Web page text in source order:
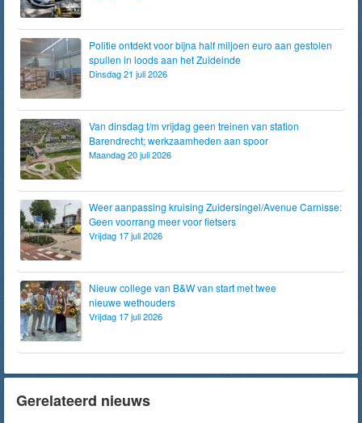
Politie ontdekt voor bijna half miljoen euro aan gestolen
spullen in loods aan het Zuideinde
Dinsdag 21 juli 2026
Van dinsdag t/m vrijdag geen treinen van station
Barendrecht; werkzaamheden aan spoor
Maandag 20 juli 2026
Weer aanpassing kruising Zuidersingel/Avenue Carnisse:
Geen voorrang meer voor fietsers
Vrijdag 17 juli 2026
Nieuw college van B&W van start met twee
nieuwe wethouders
Vrijdag 17 juli 2026
Gerelateerd nieuws